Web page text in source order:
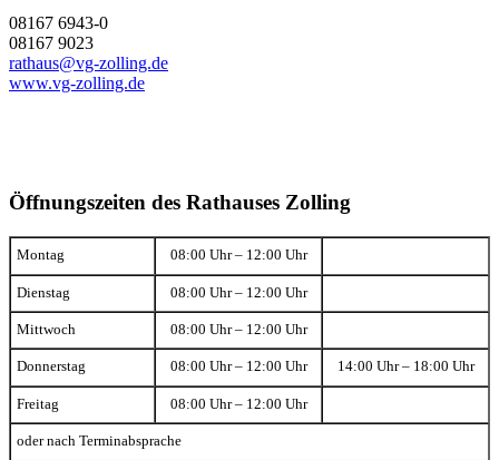
08167 6943-0
08167 9023
rathaus@vg-zolling.de
www.vg-zolling.de
Öffnungszeiten des Rathauses Zolling
Montag 08:00 Uhr – 12:00 Uhr
Dienstag 08:00 Uhr – 12:00 Uhr
Mittwoch 08:00 Uhr – 12:00 Uhr
Donnerstag 08:00 Uhr – 12:00 Uhr 14:00 Uhr – 18:00 Uhr
Freitag 08:00 Uhr – 12:00 Uhr
oder nach Terminabsprache